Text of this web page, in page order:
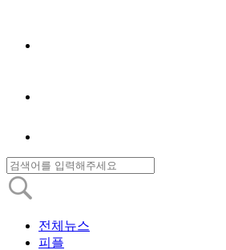
전체뉴스
피플